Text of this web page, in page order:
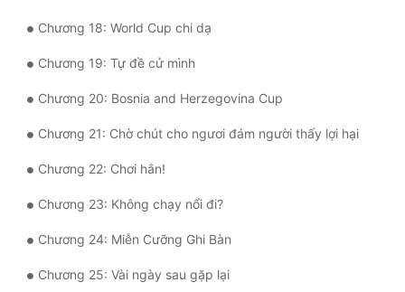
Quân Sự
Sảng Văn
Sủng
Thanh Xuân
Tiên Hiệp
Tiểu Thuyết
Trinh Thám
Chương 18: World Cup chi dạ
Chương 19: Tự đề cử mình
Chương 20: Bosnia and Herzegovina Cup
Chương 21: Chờ chút cho ngươi đám người thấy lợi hại
Chương 22: Chơi hắn!
Chương 23: Không chạy nổi đi?
Chương 24: Miễn Cưỡng Ghi Bàn
Chương 25: Vài ngày sau gặp lại